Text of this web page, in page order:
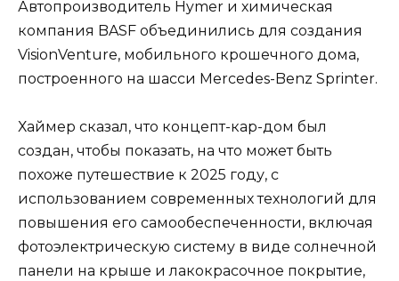
Автопроизводитель Hymer и химическая
компания BASF объединились для создания
VisionVenture, мобильного крошечного дома,
построенного на шасси Mercedes-Benz Sprinter.
Хаймер сказал, что концепт-кар-дом был
создан, чтобы показать, на что может быть
похоже путешествие к 2025 году, с
использованием современных технологий для
повышения его самообеспеченности, включая
фотоэлектрическую систему в виде солнечной
панели на крыше и лакокрасочное покрытие,